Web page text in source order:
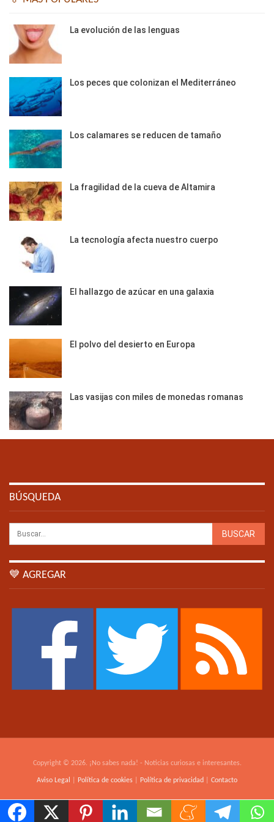
La evolución de las lenguas
Los peces que colonizan el Mediterráneo
Los calamares se reducen de tamaño
La fragilidad de la cueva de Altamira
La tecnología afecta nuestro cuerpo
El hallazgo de azúcar en una galaxia
El polvo del desierto en Europa
Las vasijas con miles de monedas romanas
BÚSQUEDA
💙 AGREGAR
Copyright © 2026. ¡No sabes nada! - Noticias curiosas e interesantes.
Aviso Legal Política de cookies Política de privacidad Contacto